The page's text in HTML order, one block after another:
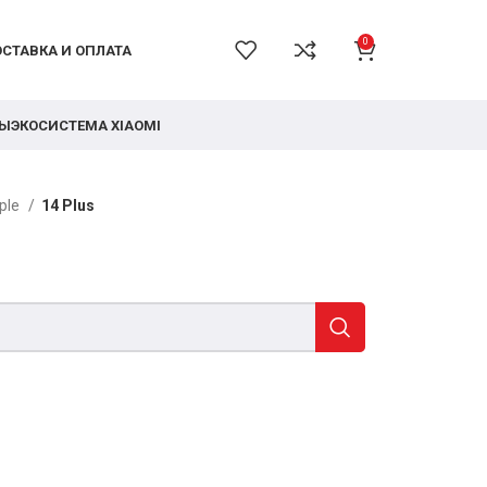
И ОПЛАТА
0
ЭКОСИСТЕМА XIAOMI
14 Plus